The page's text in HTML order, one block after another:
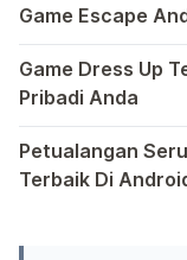
Game Escape
Dalam dunia
Game Dress Up
Pribadi Anda
Saat ini, platform
Petualangan
Terbaik Di